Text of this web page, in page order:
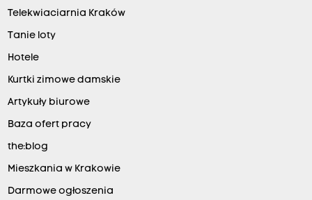
Telekwiaciarnia Kraków
Tanie loty
Hotele
Kurtki zimowe damskie
Artykuły biurowe
Baza ofert pracy
the:blog
Mieszkania w Krakowie
Darmowe ogłoszenia